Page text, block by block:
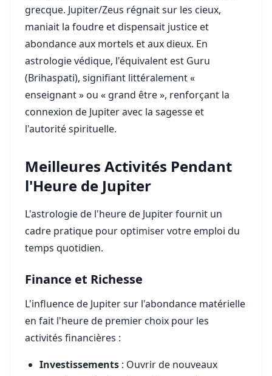
grecque. Jupiter/Zeus régnait sur les cieux,
maniait la foudre et dispensait justice et
abondance aux mortels et aux dieux. En
astrologie védique, l'équivalent est Guru
(Brihaspati), signifiant littéralement «
enseignant » ou « grand être », renforçant la
connexion de Jupiter avec la sagesse et
l'autorité spirituelle.
Meilleures Activités Pendant
l'Heure de Jupiter
L'astrologie de l'heure de Jupiter fournit un
cadre pratique pour optimiser votre emploi du
temps quotidien.
Finance et Richesse
L'influence de Jupiter sur l'abondance matérielle
en fait l'heure de premier choix pour les
activités financières :
Investissements : Ouvrir de nouveaux